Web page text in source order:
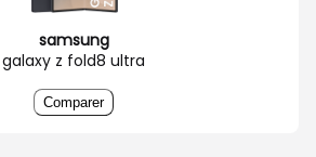
samsung
galaxy z fold8 ultra
Comparer